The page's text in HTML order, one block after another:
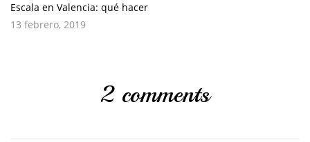
Escala en Valencia: qué hacer
13 febrero, 2019
2 comments